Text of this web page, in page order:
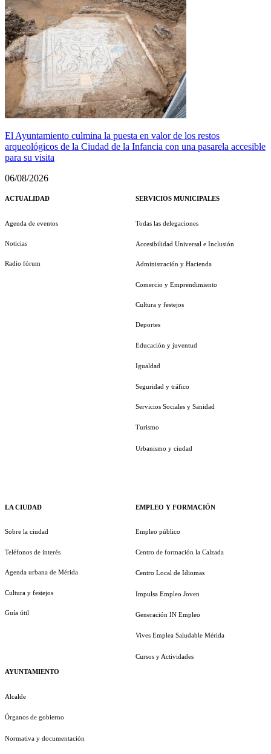
El Ayuntamiento culmina la puesta en valor de los restos
arqueológicos de la Ciudad de la Infancia con una pasarela accesible
para su visita
06/08/2026
ACTUALIDAD
Agenda de eventos
Noticias
Radio fórum
LA CIUDAD
Sobre la ciudad
Teléfonos de interés
Agenda urbana de Mérida
Cultura y festejos
Guía útil
AYUNTAMIENTO
Alcalde
Órganos de gobierno
Normativa y documentación
SERVICIOS MUNICIPALES
Todas las delegaciones
Accesibilidad Universal e Inclusión
Administración y Hacienda
Comercio y Emprendimiento
Cultura y festejos
Deportes
Educación y juventud
Igualdad
Seguridad y tráfico
Servicios Sociales y Sanidad
Turismo
Urbanismo y ciudad
EMPLEO Y FORMACIÓN
Empleo público
Centro de formación la Calzada
Centro Local de Idiomas
Impulsa Empleo Joven
Generación IN Empleo
Vives Emplea Saludable Mérida
Cursos y Actividades